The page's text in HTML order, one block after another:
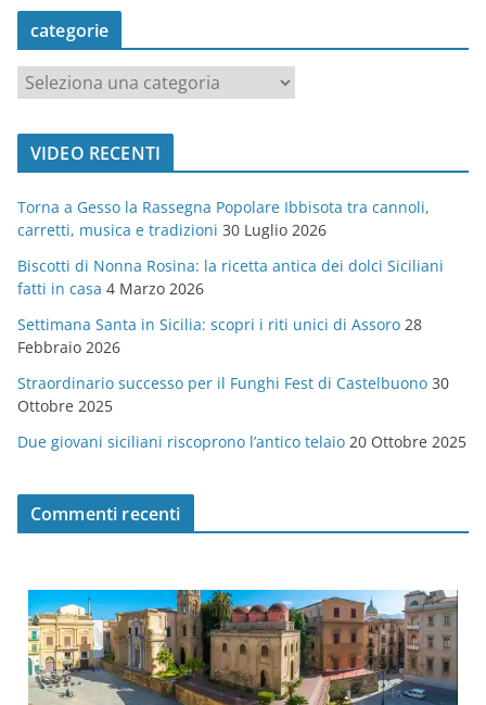
categorie
a
t
o
r
i
e
VIDEO RECENTI
Torna a Gesso la Rassegna Popolare Ibbisota tra cannoli,
carretti, musica e tradizioni 30 Luglio 2026
Biscotti di Nonna Rosina: la ricetta antica dei dolci Siciliani
fatti in casa 4 Marzo 2026
Settimana Santa in Sicilia: scopri i riti unici di Assoro 28
Febbraio 2026
Straordinario successo per il Funghi Fest di Castelbuono 30
Ottobre 2025
Due giovani siciliani riscoprono l’antico telaio 20 Ottobre 2025
Commenti recenti